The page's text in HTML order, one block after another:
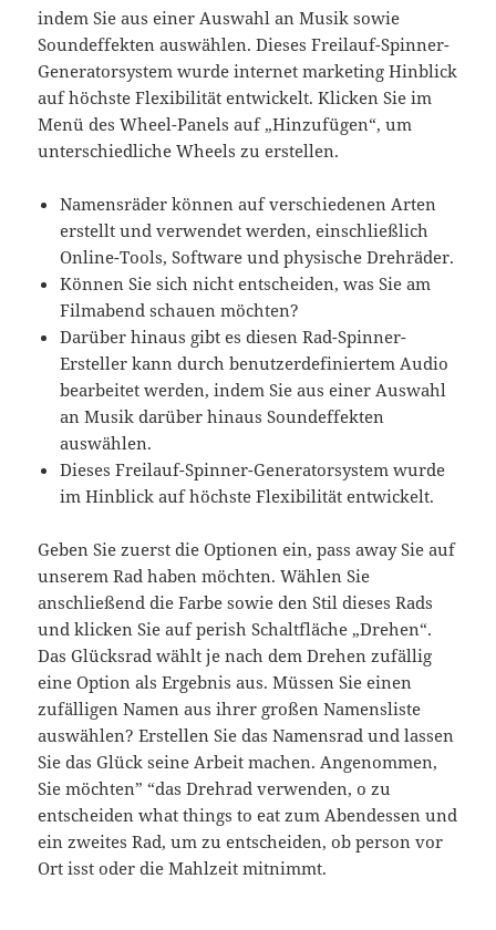
indem Sie aus einer Auswahl an Musik sowie
Soundeffekten auswählen. Dieses Freilauf-Spinner-
Generatorsystem wurde internet marketing Hinblick
auf höchste Flexibilität entwickelt. Klicken Sie im
Menü des Wheel-Panels auf „Hinzufügen“, um
unterschiedliche Wheels zu erstellen.
Namensräder können auf verschiedenen Arten
erstellt und verwendet werden, einschließlich
Online-Tools, Software und physische Drehräder.
Können Sie sich nicht entscheiden, was Sie am
Filmabend schauen möchten?
Darüber hinaus gibt es diesen Rad-Spinner-
Ersteller kann durch benutzerdefiniertem Audio
bearbeitet werden, indem Sie aus einer Auswahl
an Musik darüber hinaus Soundeffekten
auswählen.
Dieses Freilauf-Spinner-Generatorsystem wurde
im Hinblick auf höchste Flexibilität entwickelt.
Geben Sie zuerst die Optionen ein, pass away Sie auf
unserem Rad haben möchten. Wählen Sie
anschließend die Farbe sowie den Stil dieses Rads
und klicken Sie auf perish Schaltfläche „Drehen“.
Das Glücksrad wählt je nach dem Drehen zufällig
eine Option als Ergebnis aus. Müssen Sie einen
zufälligen Namen aus ihrer großen Namensliste
auswählen? Erstellen Sie das Namensrad und lassen
Sie das Glück seine Arbeit machen. Angenommen,
Sie möchten” “das Drehrad verwenden, o zu
entscheiden what things to eat zum Abendessen und
ein zweites Rad, um zu entscheiden, ob person vor
Ort isst oder die Mahlzeit mitnimmt.